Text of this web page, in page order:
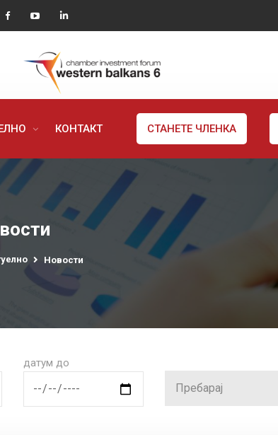
КОНТАКТ СТАНЕТЕ ЧЛЕНКА
Новости
датум до